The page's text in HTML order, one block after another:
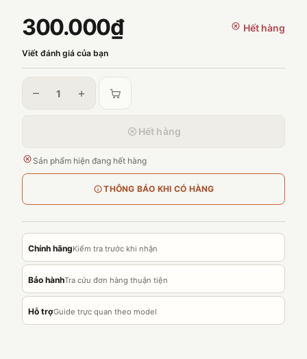
300.000₫ Hết hàng
Viết đánh giá của bạn
– +
Hết hàng
Sản phẩm hiện đang hết hàng
THÔNG BÁO KHI CÓ HÀNG
Chính hãngKiểm tra trước khi nhận
Bảo hànhTra cứu đơn hàng thuận tiện
Hỗ trợGuide trực quan theo model